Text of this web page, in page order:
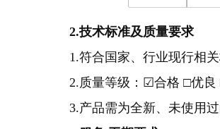
2.技术标准及质量要求
1.符合国家、行业现行相
2.质量等级： ☑合格 □优良
3.产品需为全新、未使用